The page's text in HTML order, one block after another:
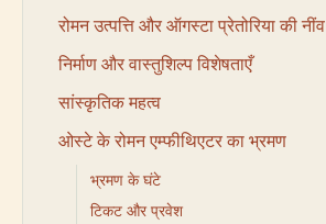
रोमन उत्पत्ति और ऑगस्टा प्रेतोरिया की नींव
निर्माण और वास्तुशिल्प विशेषताएँ
सांस्कृतिक महत्व
ओस्टे के रोमन एम्फीथिएटर का भ्रमण
भ्रमण के घंटे
टिकट और प्रवेश